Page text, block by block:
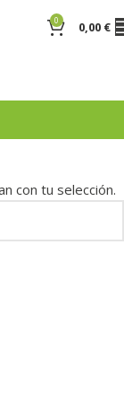
0 0,00 €
con tu selección.